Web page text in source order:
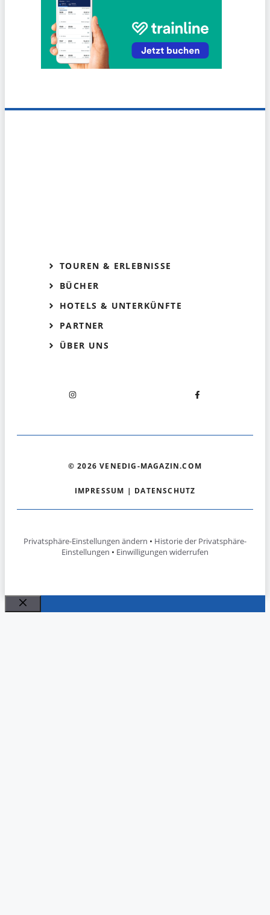
TOUREN & ERLEBNISSE
BÜCHER
HOTELS & UNTERKÜNFTE
PARTNER
ÜBER UNS
© 2026 VENEDIG-MAGAZIN.COM
IMPRESSUM | DATENSCHUTZ
Privatsphäre-Einstellungen ändern • Historie der Privatsphäre-
Einstellungen • Einwilligungen widerrufen
Schließen